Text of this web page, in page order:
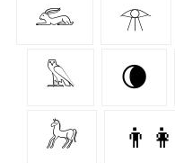
𓃹 𓁿
𓅓 🌘
𓃗